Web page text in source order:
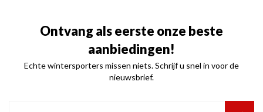
Ontvang als eerste onze beste
aanbiedingen!
Echte wintersporters missen niets. Schrijf u snel in voor de
nieuwsbrief.